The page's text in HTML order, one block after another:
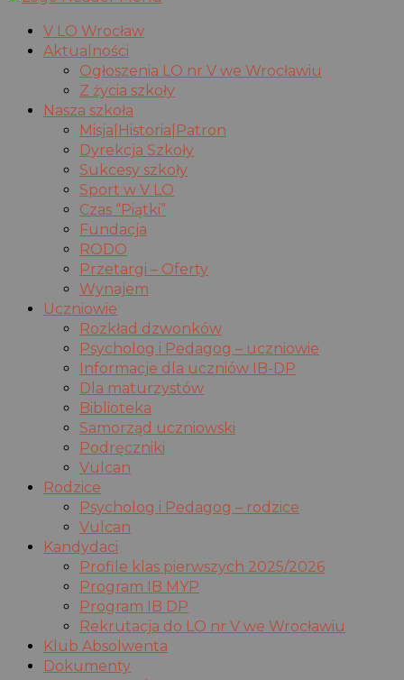
V LO Wrocław
Aktualności
Ogłoszenia LO nr V we Wrocławiu
Z życia szkoły
Nasza szkoła
Misja|Historia|Patron
Dyrekcja Szkoły
Sukcesy szkoły
Sport w V LO
Czas “Piątki”
Fundacja
RODO
Przetargi – Oferty
Wynajem
Uczniowie
Rozkład dzwonków
Psycholog i Pedagog – uczniowie
Informacje dla uczniów IB-DP
Dla maturzystów
Biblioteka
Samorząd uczniowski
Podręczniki
Vulcan
Rodzice
Psycholog i Pedagog – rodzice
Vulcan
Kandydaci
Profile klas pierwszych 2025/2026
Program IB MYP
Program IB DP
Rekrutacja do LO nr V we Wrocławiu
Klub Absolwenta
Dokumenty